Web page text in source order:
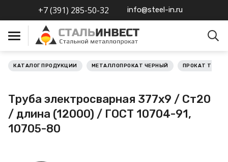
+7 (391) 285-50-32 info@steel-in.ru
Металлопрокат
нержавеющий
КАТАЛОГ ПРОДУКЦИИ МЕТАЛЛОПРОКАТ ЧЕРНЫЙ ПРОКАТ
Труба электросварная 377х9 / Ст20
/ длина (12000) / ГОСТ 10704-91,
10705-80